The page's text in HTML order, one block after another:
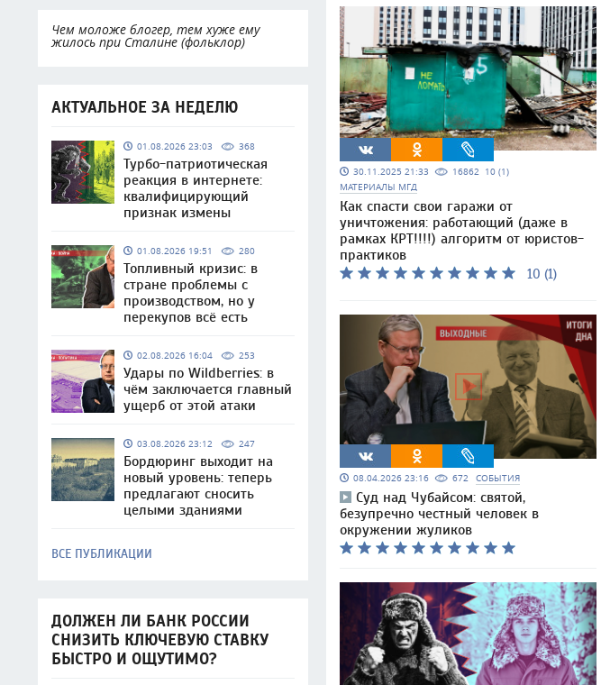
Чем моложе блогер, тем хуже ему
жилось при Сталине (фольклор)
АКТУАЛЬНОЕ ЗА НЕДЕЛЮ
01.08.2026 23:03 368
Турбо-патриотическая
реакция в интернете:
квалифицирующий
признак измены
01.08.2026 19:51 280
Топливный кризис: в
стране проблемы с
производством, но у
перекупов всё есть
02.08.2026 16:04 253
Удары по Wildberries: в
чём заключается главный
ущерб от этой атаки
03.08.2026 23:12 247
Бордюринг выходит на
новый уровень: теперь
предлагают сносить
целыми зданиями
ВСЕ ПУБЛИКАЦИИ
ДОЛЖЕН ЛИ БАНК РОССИИ
СНИЗИТЬ КЛЮЧЕВУЮ СТАВКУ
БЫСТРО И ОЩУТИМО?
30.11.2025 21:33 16862 10 (1)
МАТЕРИАЛЫ МГД
Как спасти свои гаражи от
уничтожения: работающий (даже в
рамках КРТ!!!!) алгоритм от юристов-
практиков
10 (1)
08.04.2026 23:16 672 СОБЫТИЯ
Суд над Чубайсом: святой,
безупречно честный человек в
окружении жуликов